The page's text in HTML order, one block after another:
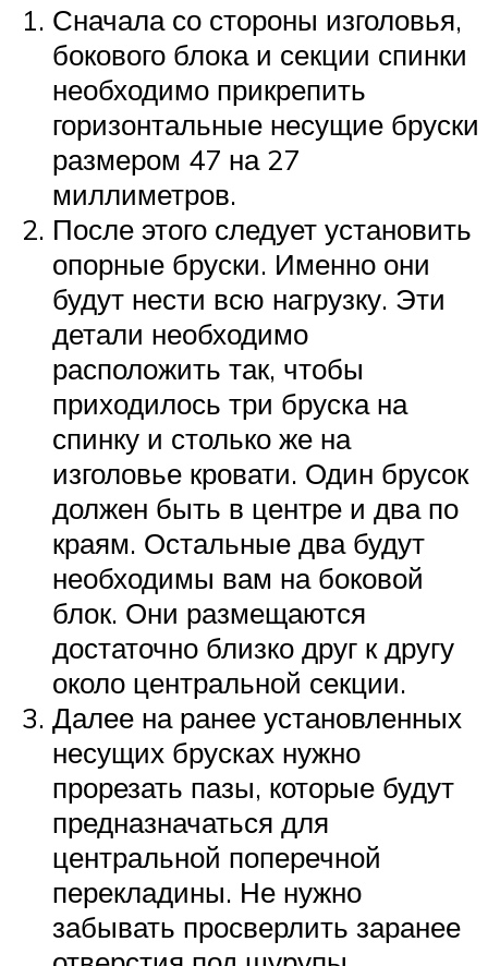
Сначала со стороны изголовья,
бокового блока и секции спинки
необходимо прикрепить
горизонтальные несущие бруски
размером 47 на 27
миллиметров.
После этого следует установить
опорные бруски. Именно они
будут нести всю нагрузку. Эти
детали необходимо
расположить так, чтобы
приходилось три бруска на
спинку и столько же на
изголовье кровати. Один брусок
должен быть в центре и два по
краям. Остальные два будут
необходимы вам на боковой
блок. Они размещаются
достаточно близко друг к другу
около центральной секции.
Далее на ранее установленных
несущих брусках нужно
прорезать пазы, которые будут
предназначаться для
центральной поперечной
перекладины. Не нужно
забывать просверлить заранее